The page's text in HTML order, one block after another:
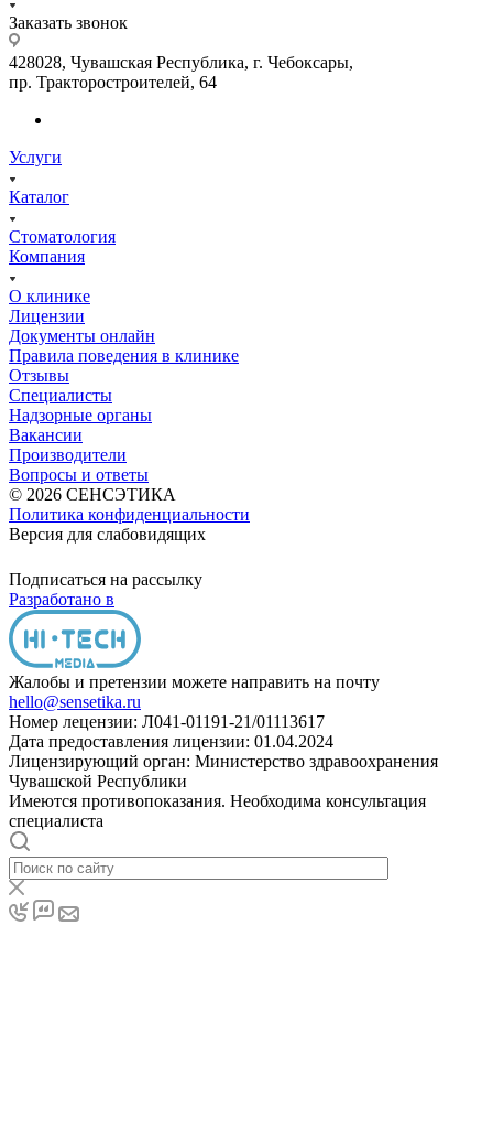
Заказать звонок
428028, Чувашская Республика, г. Чебоксары,
пр. Тракторостроителей, 64
Услуги
Каталог
Стоматология
Компания
О клинике
Лицензии
Документы онлайн
Правила поведения в клинике
Отзывы
Специалисты
Надзорные органы
Вакансии
Производители
Вопросы и ответы
© 2026 СЕНСЭТИКА
Политика конфиденциальности
Версия для слабовидящих
Подписаться на рассылку
Разработано в
Жалобы и претензии можете направить на почту
hello@sensetika.ru
Номер лецензии: Л041-01191-21/01113617
Дата предоставления лицензии: 01.04.2024
Лицензирующий орган: Министерство здравоохранения
Чувашской Республики
Имеются противопоказания. Необходима консультация
специалиста